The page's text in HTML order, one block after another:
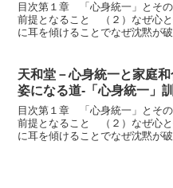
目次第１章 「心身統一」とそ
前提となること （２）なぜ心
に耳を傾けることでなぜ沈黙が
章 「思いの列車」から統一主
天和堂－心身統一と家庭
姿になる道-「心身統一」
目次第１章 「心身統一」とそ
前提となること （２）なぜ心
に耳を傾けることでなぜ沈黙が
ら統一主義へ向かう道 （１）